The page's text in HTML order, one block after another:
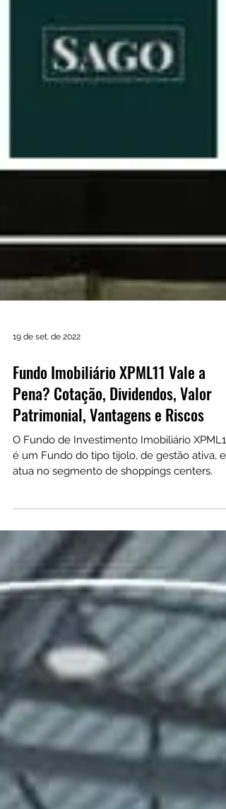
19 de set. de 2022
Fundo Imobiliário XPML11 Vale a
Pena? Cotação, Dividendos, Valor
Patrimonial, Vantagens e Riscos
atua no segmento de shoppings centers.